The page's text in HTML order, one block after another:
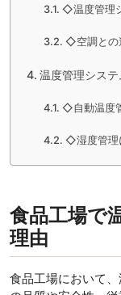
◇温度管理
◇空調との
温度管理シス
◇自動温度
◇湿度管理
食品工場で
理由
食品工場において